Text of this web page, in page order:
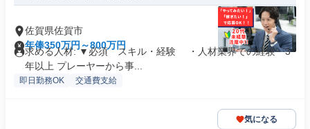
佐賀県佐賀市
年俸350万円～800万円
求める人材: ▼必須 スキル・経験 ・人材業界での経験 3
年以上 プレーヤーから事...
即日勤務OK 交通費支給
気になる